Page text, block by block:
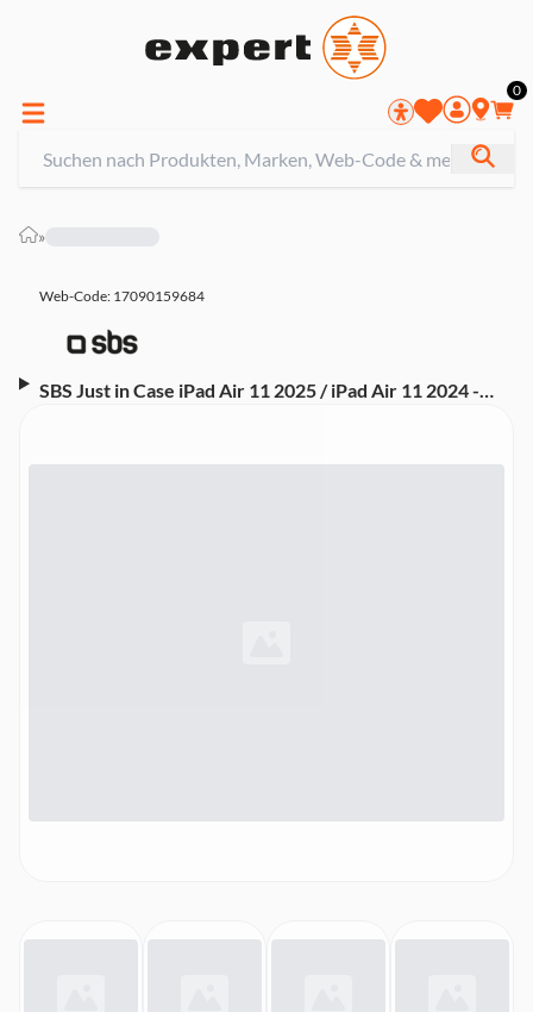
0
»
Web-Code: 17090159684
SBS Just in Case iPad Air 11 2025 / iPad Air 11 2024 -